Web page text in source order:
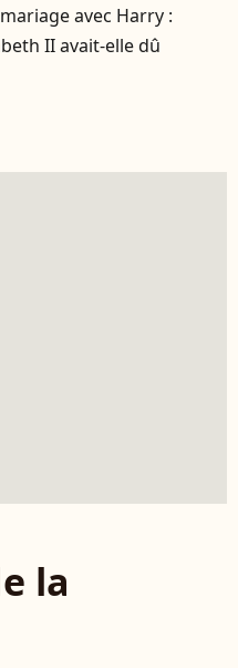
avec Harry :
II avait-elle dû
la